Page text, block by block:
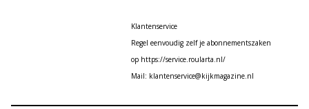
Klantenservice
Regel eenvoudig zelf je abonnementszaken
op https://service.roularta.nl/
Mail: klantenservice@kijkmagazine.nl